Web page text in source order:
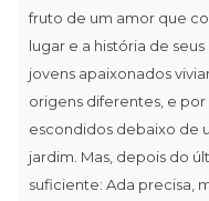
fruto de um amor que
lugar e a história de
jovens apaixonados
origens diferentes, e por
escondidos debaixo de
jardim. Mas, depois do
suficiente: Ada precisa,